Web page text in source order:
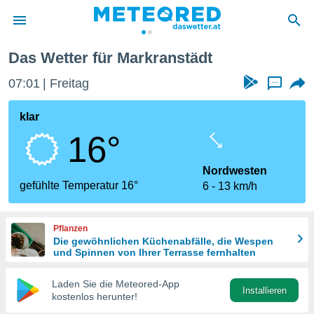
wurde
dass
sind.
diese
Das Wetter für Markranstädt
07:01 Freitag ...
klar
16°
gefühlte Temperatur 16°
Nordwesten
6
13 km/h
Pflanzen
Die gewöhnlichen Küchenabfälle, die Wespen
und Spinnen von Ihrer Terrasse fernhalten
Laden Sie die Meteored-App
kostenlos herunter!
Installieren